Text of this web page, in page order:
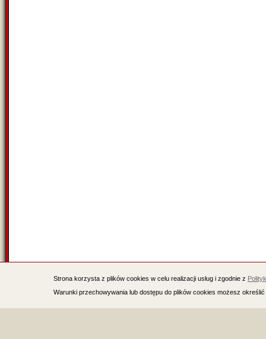
Strona korzysta z plików cookies w celu realizacji usług i zgodnie z
Warunki przechowywania lub dostępu do plików cookies możesz